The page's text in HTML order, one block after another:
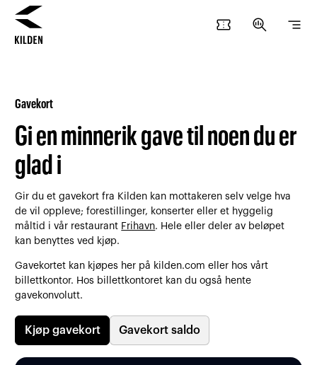
confirmation_number search_insights segment
Gavekort
Gi en minnerik gave til noen du er
glad i
Gir du et gavekort fra Kilden kan mottakeren selv velge hva
de vil oppleve; forestillinger, konserter eller et hyggelig
måltid i vår restaurant Frihavn. Hele eller deler av beløpet
kan benyttes ved kjøp.
Gavekortet kan kjøpes her på kilden.com eller hos vårt
billettkontor. Hos billettkontoret kan du også hente
gavekonvolutt.
Kjøp gavekort Gavekort saldo